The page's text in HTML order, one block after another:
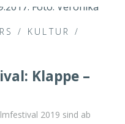
/ KULTUR
/
Klappe –
2019 sind ab